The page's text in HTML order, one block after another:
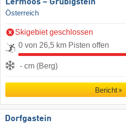
Lermoos – Grubigstein
Österreich
Skigebiet geschlossen
0 von 26,5 km Pisten offen
- cm (Berg)
Bericht
Dorfgastein